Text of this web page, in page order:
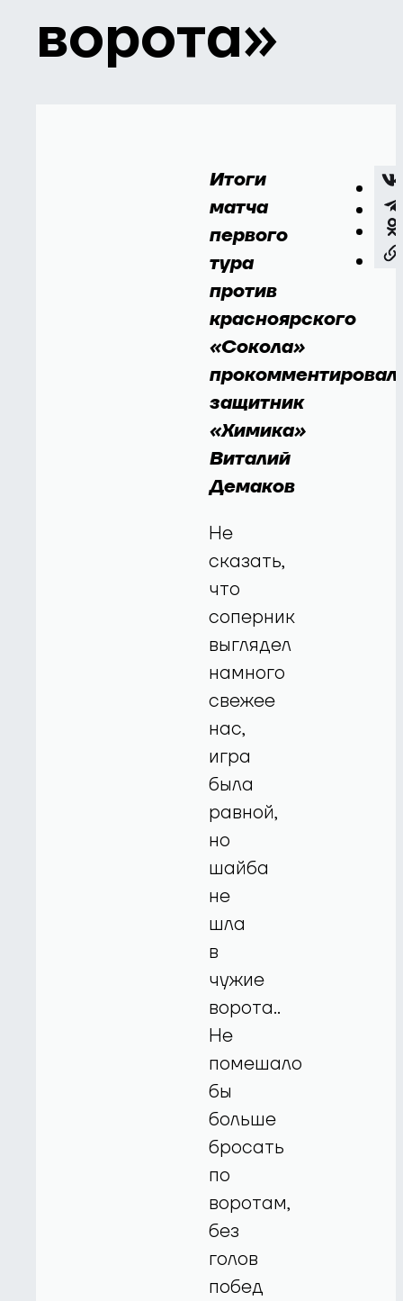
ворота»
Итоги
матча
первого
тура
против
красноярского
«Сокола»
прокомментировал
защитник
«Химика»
Виталий
Демаков
Не
сказать,
что
соперник
выглядел
намного
свежее
нас,
игра
была
равной,
но
шайба
не
шла
в
чужие
ворота..
Не
помешало
бы
больше
бросать
по
воротам,
без
голов
побед